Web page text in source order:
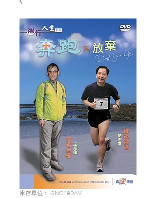
庫存單位： GNCI180AV